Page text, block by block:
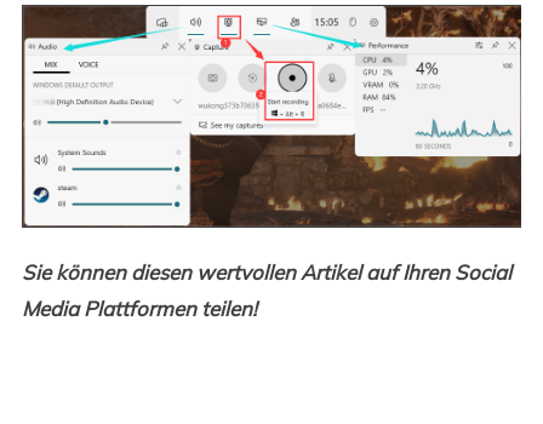
Sie können diesen wertvollen Artikel auf Ihren Social
Media Plattformen teilen!